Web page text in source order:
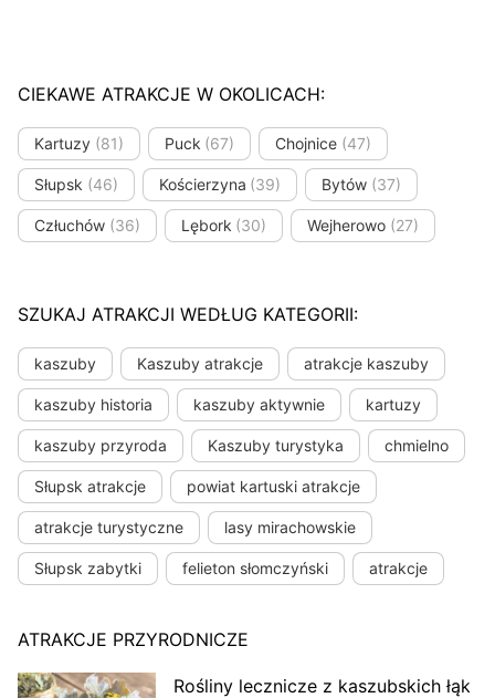
CIEKAWE ATRAKCJE W OKOLICACH:
Kartuzy (81) Puck (67) Chojnice (47)
Słupsk (46) Kościerzyna (39) Bytów (37)
Człuchów (36) Lębork (30) Wejherowo (27)
SZUKAJ ATRAKCJI WEDŁUG KATEGORII:
kaszuby Kaszuby atrakcje atrakcje kaszuby
kaszuby historia kaszuby aktywnie kartuzy
kaszuby przyroda Kaszuby turystyka chmielno
Słupsk atrakcje powiat kartuski atrakcje
atrakcje turystyczne lasy mirachowskie
Słupsk zabytki felieton słomczyński atrakcje
ATRAKCJE PRZYRODNICZE
Rośliny lecznicze z kaszubskich łąk